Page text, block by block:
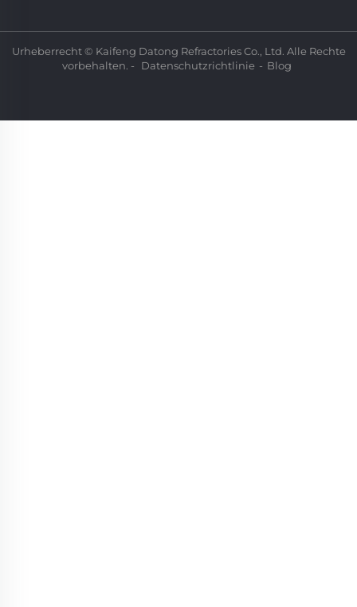
Urheberrecht © Kaifeng Datong Refractories Co., Ltd. Alle Rechte
vorbehalten. -
Datenschutzrichtlinie - Blog